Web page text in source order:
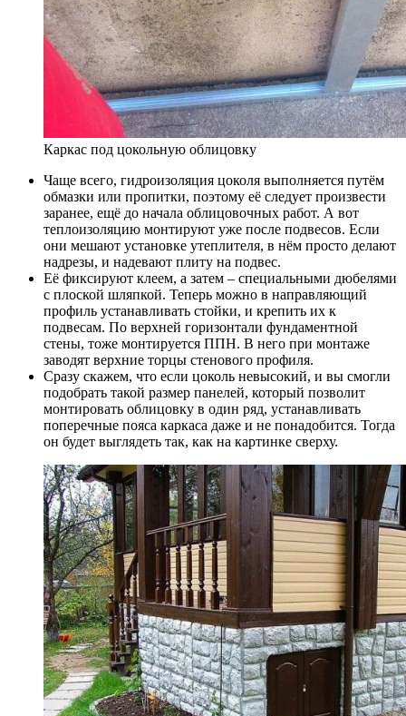
Каркас под цокольную облицовку
Чаще всего, гидроизоляция цоколя выполняется путём
обмазки или пропитки, поэтому её следует произвести
заранее, ещё до начала облицовочных работ. А вот
теплоизоляцию монтируют уже после подвесов. Если
они мешают установке утеплителя, в нём просто делают
надрезы, и надевают плиту на подвес.
Её фиксируют клеем, а затем – специальными дюбелями
с плоской шляпкой. Теперь можно в направляющий
профиль устанавливать стойки, и крепить их к
подвесам. По верхней горизонтали фундаментной
стены, тоже монтируется ППН. В него при монтаже
заводят верхние торцы стенового профиля.
Сразу скажем, что если цоколь невысокий, и вы смогли
подобрать такой размер панелей, который позволит
монтировать облицовку в один ряд, устанавливать
поперечные пояса каркаса даже и не понадобится. Тогда
он будет выглядеть так, как на картинке сверху.